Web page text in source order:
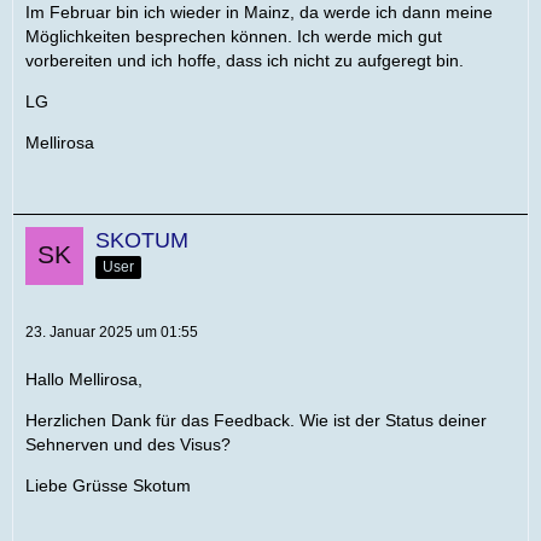
Im Februar bin ich wieder in Mainz, da werde ich dann meine
Möglichkeiten besprechen können. Ich werde mich gut
vorbereiten und ich hoffe, dass ich nicht zu aufgeregt bin.
LG
Mellirosa
SKOTUM
User
23. Januar 2025 um 01:55
Hallo Mellirosa,
Herzlichen Dank für das Feedback. Wie ist der Status deiner
Sehnerven und des Visus?
Liebe Grüsse Skotum